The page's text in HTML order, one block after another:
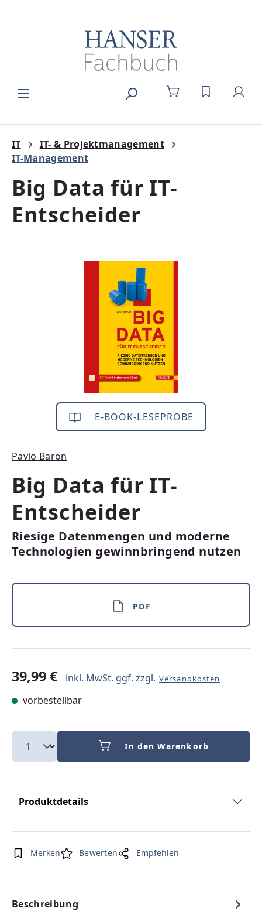
DU HAST 0
IT
IT- & Projektmanagement
IT-Management
Big Data für IT-
Entscheider
Bildergalerie überspringen
E-BOOK-LESEPROBE
Pavlo Baron
Big Data für IT-
Entscheider
Riesige Datenmengen und moderne
Technologien gewinnbringend nutzen
PDF
39,99 € inkl. MwSt. ggf. zzgl. Versandkosten
vorbestellbar
In den Warenkorb
Produktdetails
Merken Bewerten Empfehlen
Beschreibung